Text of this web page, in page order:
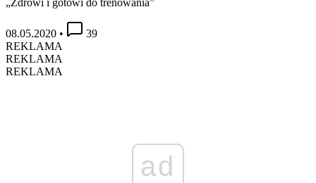
„Zdrowi i gotowi do trenowania”
08.05.2020 •
39
REKLAMA
REKLAMA
REKLAMA
ad